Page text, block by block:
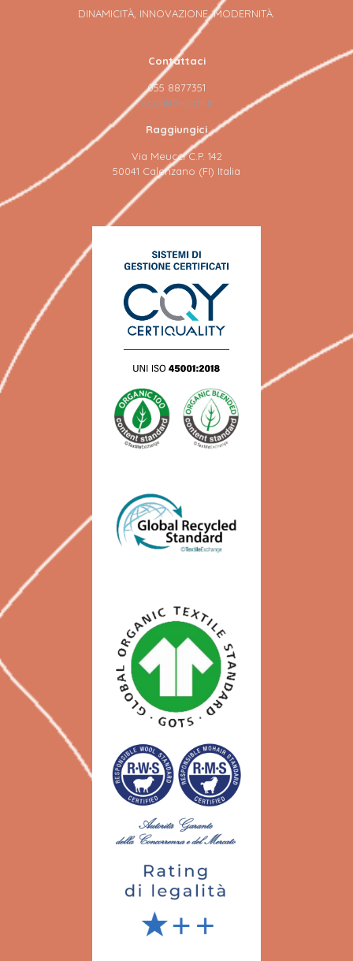
DINAMICITÀ, INNOVAZIONE, MODERNITÀ.
Contattaci
055 8877351
ecafil@ecafil.it
Raggiungici
Via Meucci C.P. 142
50041 Calenzano (FI) Italia